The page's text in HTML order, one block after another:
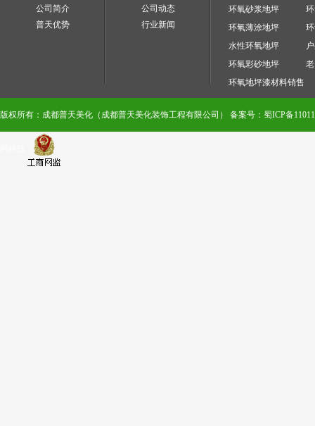
公司简介
普天优势
公司动态
行业新闻
环氧砂浆地坪
环氧薄涂地坪
水性环氧地坪
环氧彩砂地坪
环氧地坪漆材料销售
版权所有：成都普天美化（成都普天美化装饰工程有限公司） 备案号：蜀ICP备